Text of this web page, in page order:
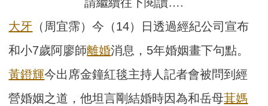
大牙 （周宜霈）今（14）日透過經紀公司宣布
和小7歲阿廖師離婚消息，5年婚姻畫下句點。
黃鐙輝今出席金鐘紅毯主持人記者會被問到經
營婚姻之道，他坦言剛結婚時因為和岳母萁媽